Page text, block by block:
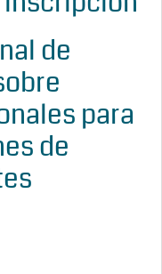
de
para
de